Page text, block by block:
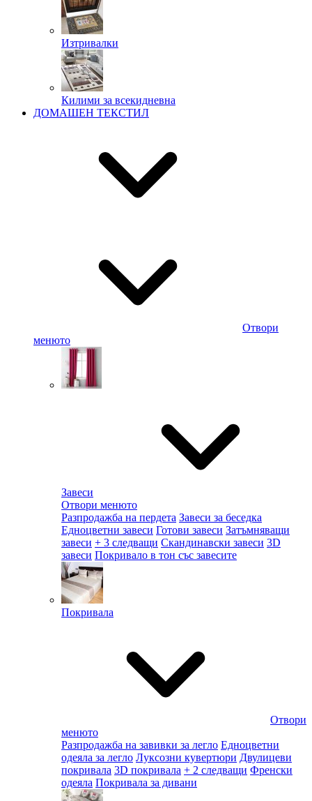
Изтривалки
Килими за всекидневна
ДОМАШЕН ТЕКСТИЛ
Отвори
менюто
Завеси
Отвори менюто
Разпродажба на пердета Завеси за беседка
Едноцветни завеси Готови завеси Затъмняващи
завеси + 3 следващи Скандинавски завеси 3D
завеси Покривало в тон със завесите
Покривала
Отвори
менюто
Разпродажба на завивки за легло Едноцветни
одеяла за легло Луксозни кувертюри Двулицеви
покривала 3D покривала + 2 следващи Френски
одеяла Покривала за дивани